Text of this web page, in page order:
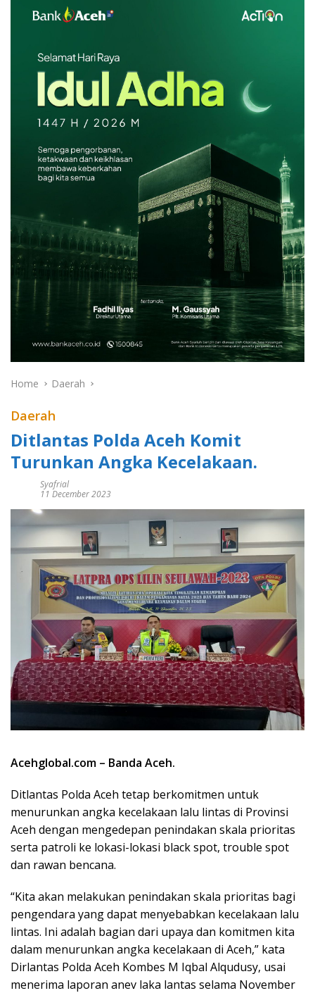
Home Daerah
Daerah
Ditlantas Polda Aceh Komit
Turunkan Angka Kecelakaan.
Syafrial
11 December 2023
Acehglobal.com – Banda Aceh.
Ditlantas Polda Aceh tetap berkomitmen untuk
menurunkan angka kecelakaan lalu lintas di Provinsi
Aceh dengan mengedepan penindakan skala prioritas
serta patroli ke lokasi-lokasi black spot, trouble spot
dan rawan bencana.
“Kita akan melakukan penindakan skala prioritas bagi
pengendara yang dapat menyebabkan kecelakaan lalu
lintas. Ini adalah bagian dari upaya dan komitmen kita
dalam menurunkan angka kecelakaan di Aceh,” kata
Dirlantas Polda Aceh Kombes M Iqbal Alqudusy, usai
menerima laporan anev laka lantas selama November